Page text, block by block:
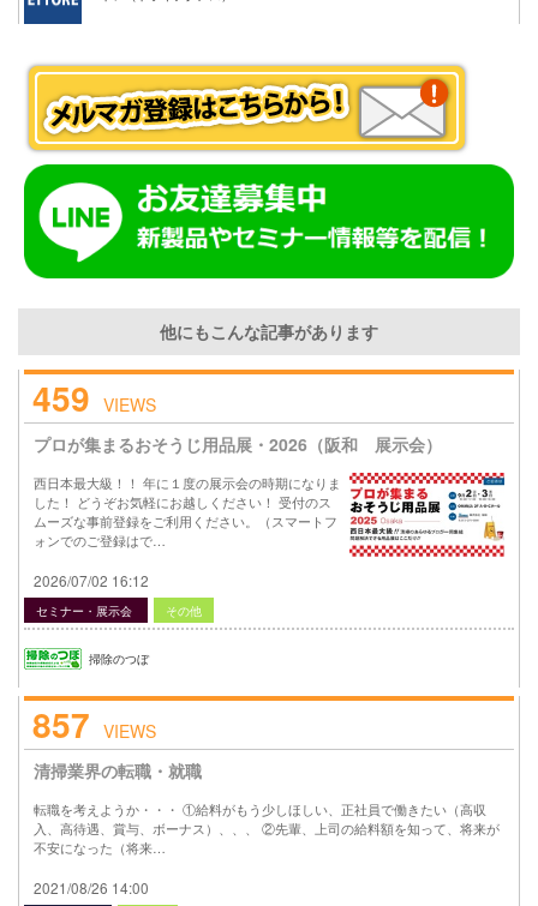
他にもこんな記事があります
459 VIEWS
プロが集まるおそうじ用品展・2026（阪和 展示会）
西日本最大級！！ 年に１度の展示会の時期になりま
した！ どうぞお気軽にお越しください！ 受付のス
ムーズな事前登録をご利用ください。（スマートフ
ォンでのご登録はで…
2026/07/02 16:12
セミナー・展示会 その他
掃除のつぼ
857 VIEWS
清掃業界の転職・就職
転職を考えようか・・・ ①給料がもう少しほしい、正社員で働きたい（高収
入、高待遇、賞与、ボーナス）、、、 ②先輩、上司の給料額を知って、将来が
不安になった（将来…
2021/08/26 14:00